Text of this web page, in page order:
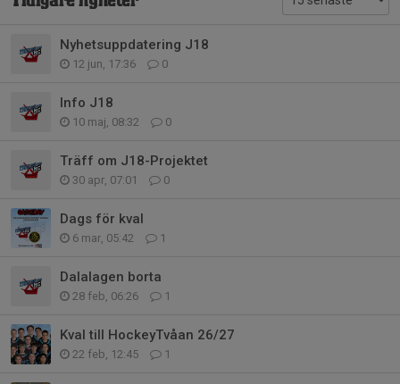
Nyhetsuppdatering J18
12 jun, 17:36 0
Info J18
10 maj, 08:32 0
Träff om J18-Projektet
30 apr, 07:01 0
Dags för kval
6 mar, 05:42 1
Dalalagen borta
28 feb, 06:26 1
Kval till HockeyTvåan 26/27
22 feb, 12:45 1